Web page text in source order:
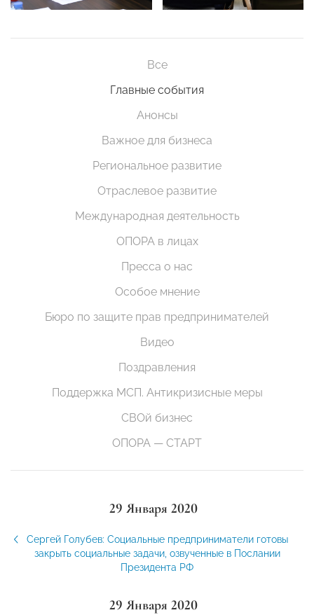
Все
Главные события
Анонсы
Важное для бизнеса
Региональное развитие
Отраслевое развитие
Международная деятельность
ОПОРА в лицах
Пресса о нас
Особое мнение
Бюро по защите прав предпринимателей
Видео
Поздравления
Поддержка МСП. Антикризисные меры
СВОй бизнес
ОПОРА — СТАРТ
29 Января 2020
Сергей Голубев: Социальные предприниматели готовы
закрыть социальные задачи, озвученные в Послании
Президента РФ
29 Января 2020